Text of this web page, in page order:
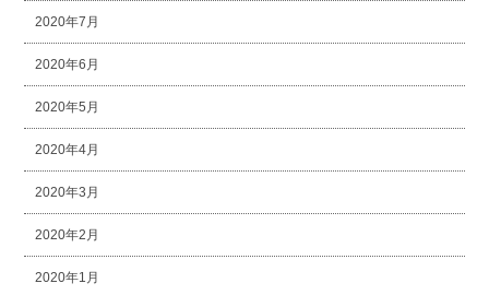
2020年7月
2020年6月
2020年5月
2020年4月
2020年3月
2020年2月
2020年1月